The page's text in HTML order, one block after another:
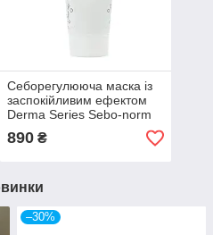
Себорегулююча маска із
заспокійливим ефектом
Derma Series Sebo-norm
mask 100мл
890₴
–30%